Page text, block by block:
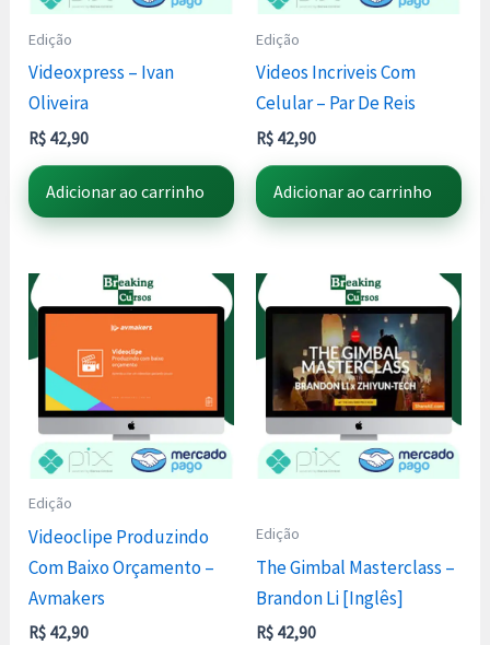
Edição
Videoxpress – Ivan
Oliveira
R$ 42,90
Adicionar ao carrinho
Edição
Videos Incriveis Com
Celular – Par De Reis
R$ 42,90
Adicionar ao carrinho
Edição
Videoclipe Produzindo
Com Baixo Orçamento –
Avmakers
R$ 42,90
Edição
The Gimbal Masterclass –
Brandon Li [Inglês]
R$ 42,90